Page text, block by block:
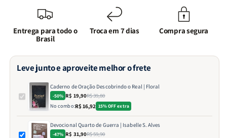
Entrega para todo o
Brasil
Troca em 7 dias Compra segura
Leve junto e aproveite melhor o frete
Caderno de Oração Descobrindo o Real | Floral
-50% R$ 19,90R$ 39,80
No combo:R$ 16,92 15% OFF extra
Devocional Quarto de Guerra | Isabelle S. Alves
-47% R$ 31,90R$ 59,90